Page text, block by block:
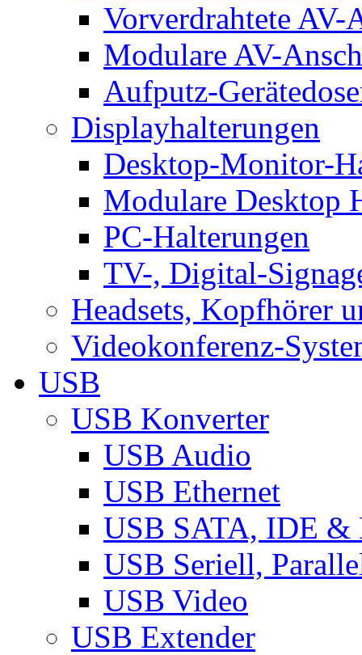
Vorverdrahtete AV-
Modulare AV-
Aufputz-
Displayhalterungen
Desktop-Monitor-
Modulare Desktop
PC-Halterungen
TV-, Digital-
Headsets, Kopfhörer
Videokonferenz-
USB
USB Konverter
USB Audio
USB Ethernet
USB SATA, IDE &
USB Seriell,
USB Video
USB Extender